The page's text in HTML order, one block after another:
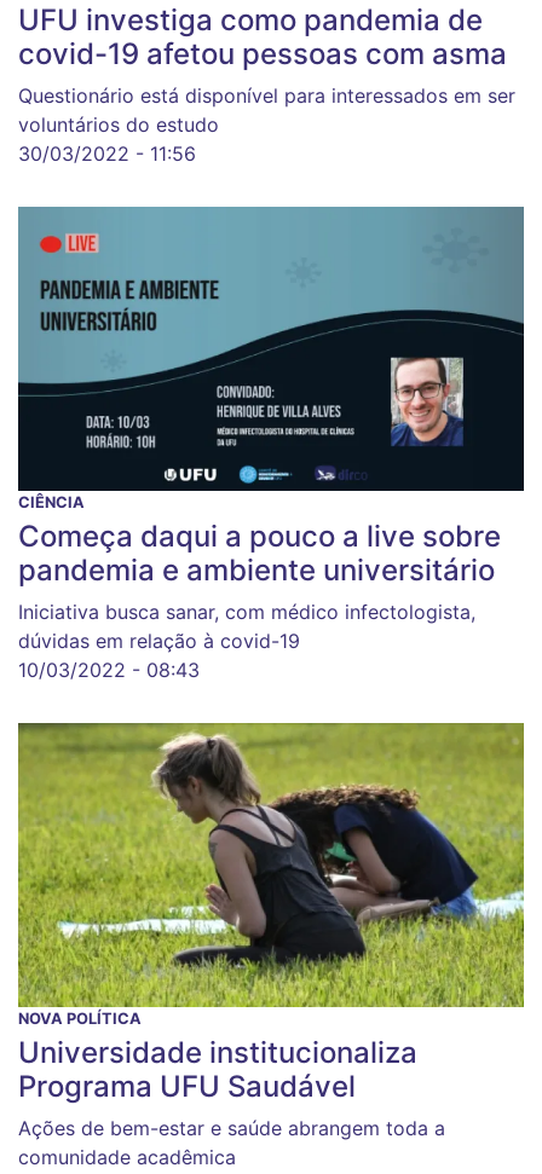
UFU investiga como pandemia de
covid-19 afetou pessoas com asma
Questionário está disponível para interessados em ser
voluntários do estudo
30/03/2022 - 11:56
CIÊNCIA
Começa daqui a pouco a live sobre
pandemia e ambiente universitário
Iniciativa busca sanar, com médico infectologista,
dúvidas em relação à covid-19
10/03/2022 - 08:43
NOVA POLÍTICA
Universidade institucionaliza
Programa UFU Saudável
Ações de bem-estar e saúde abrangem toda a
comunidade acadêmica